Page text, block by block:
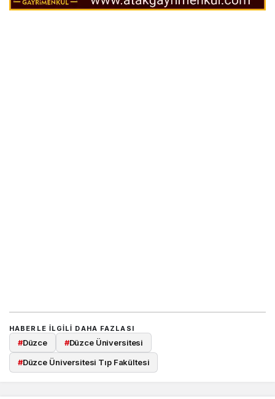
HABERLE ILGILI DAHA FAZLASI
#Düzce #Düzce Üniversitesi
#Düzce Üniversitesi Tıp Fakültesi